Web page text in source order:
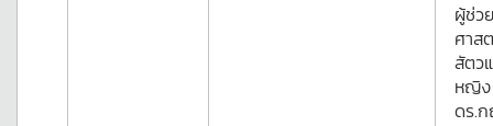
ผู้ช่วย
ศาส
สัตว
หญิง
ดร.